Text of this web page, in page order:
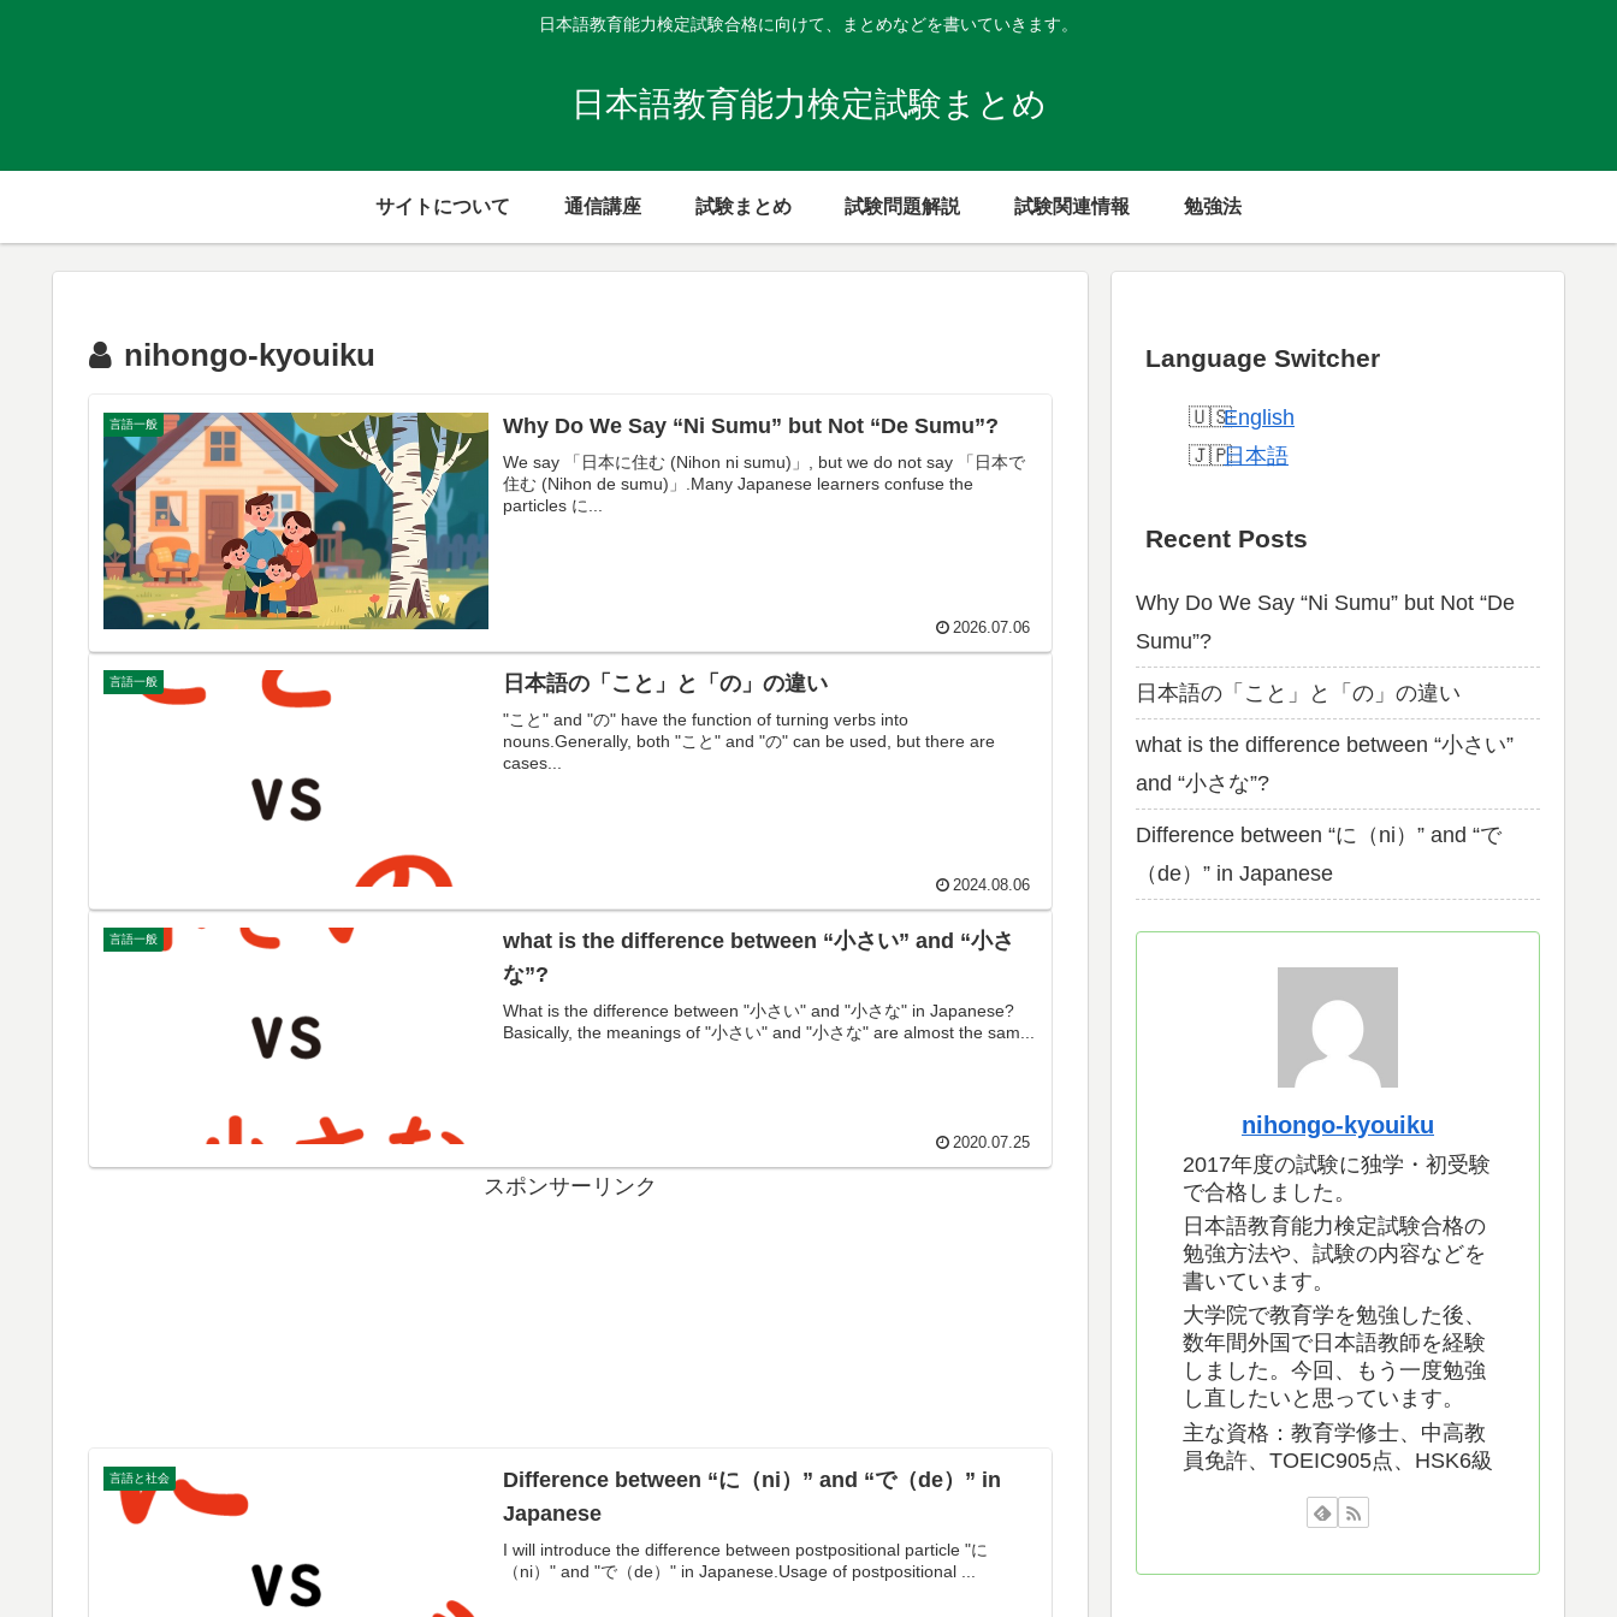
日本語教育能力検定試験合格に向けて、まとめなどを書いていきます。
日本語教育能力検定試験まとめ
サイトについて 通信講座 試験まとめ 試験問題解説 試験関連情報 勉強法
nihongo-kyouiku
言語一般 Why Do We Say “Ni Sumu” but Not “De Sumu”?
We say 「日本に住む (Nihon ni sumu)」, but we do not say 「日本で
住む (Nihon de sumu)」.Many Japanese learners confuse the
particles に...
2026.07.06
言語一般 日本語の「こと」と「の」の違い
"こと" and "の" have the function of turning verbs into
nouns.Generally, both "こと" and "の" can be used, but there are
cases...
2024.08.06
言語一般
what is the difference between “小さい” and “小さ
な”?
What is the difference between "小さい" and "小さな" in Japanese?
Basically, the meanings of "小さい" and "小さな" are almost the sam...
2020.07.25
スポンサーリンク
言語と社会
Difference between “に（ni）” and “で（de）” in
Japanese
I will introduce the difference between postpositional particle "に
（ni）" and "で（de）" in Japanese.Usage of postpositional ...
Language Switcher
English
日本語
Recent Posts
Why Do We Say “Ni Sumu” but Not “De
Sumu”?
日本語の「こと」と「の」の違い
what is the difference between “小さい”
and “小さな”?
Difference between “に（ni）” and “で
（de）” in Japanese
nihongo-kyouiku
2017年度の試験に独学・初受験
で合格しました。
日本語教育能力検定試験合格の
勉強方法や、試験の内容などを
書いています。
大学院で教育学を勉強した後、
数年間外国で日本語教師を経験
しました。今回、もう一度勉強
し直したいと思っています。
主な資格：教育学修士、中高教
員免許、TOEIC905点、HSK6級